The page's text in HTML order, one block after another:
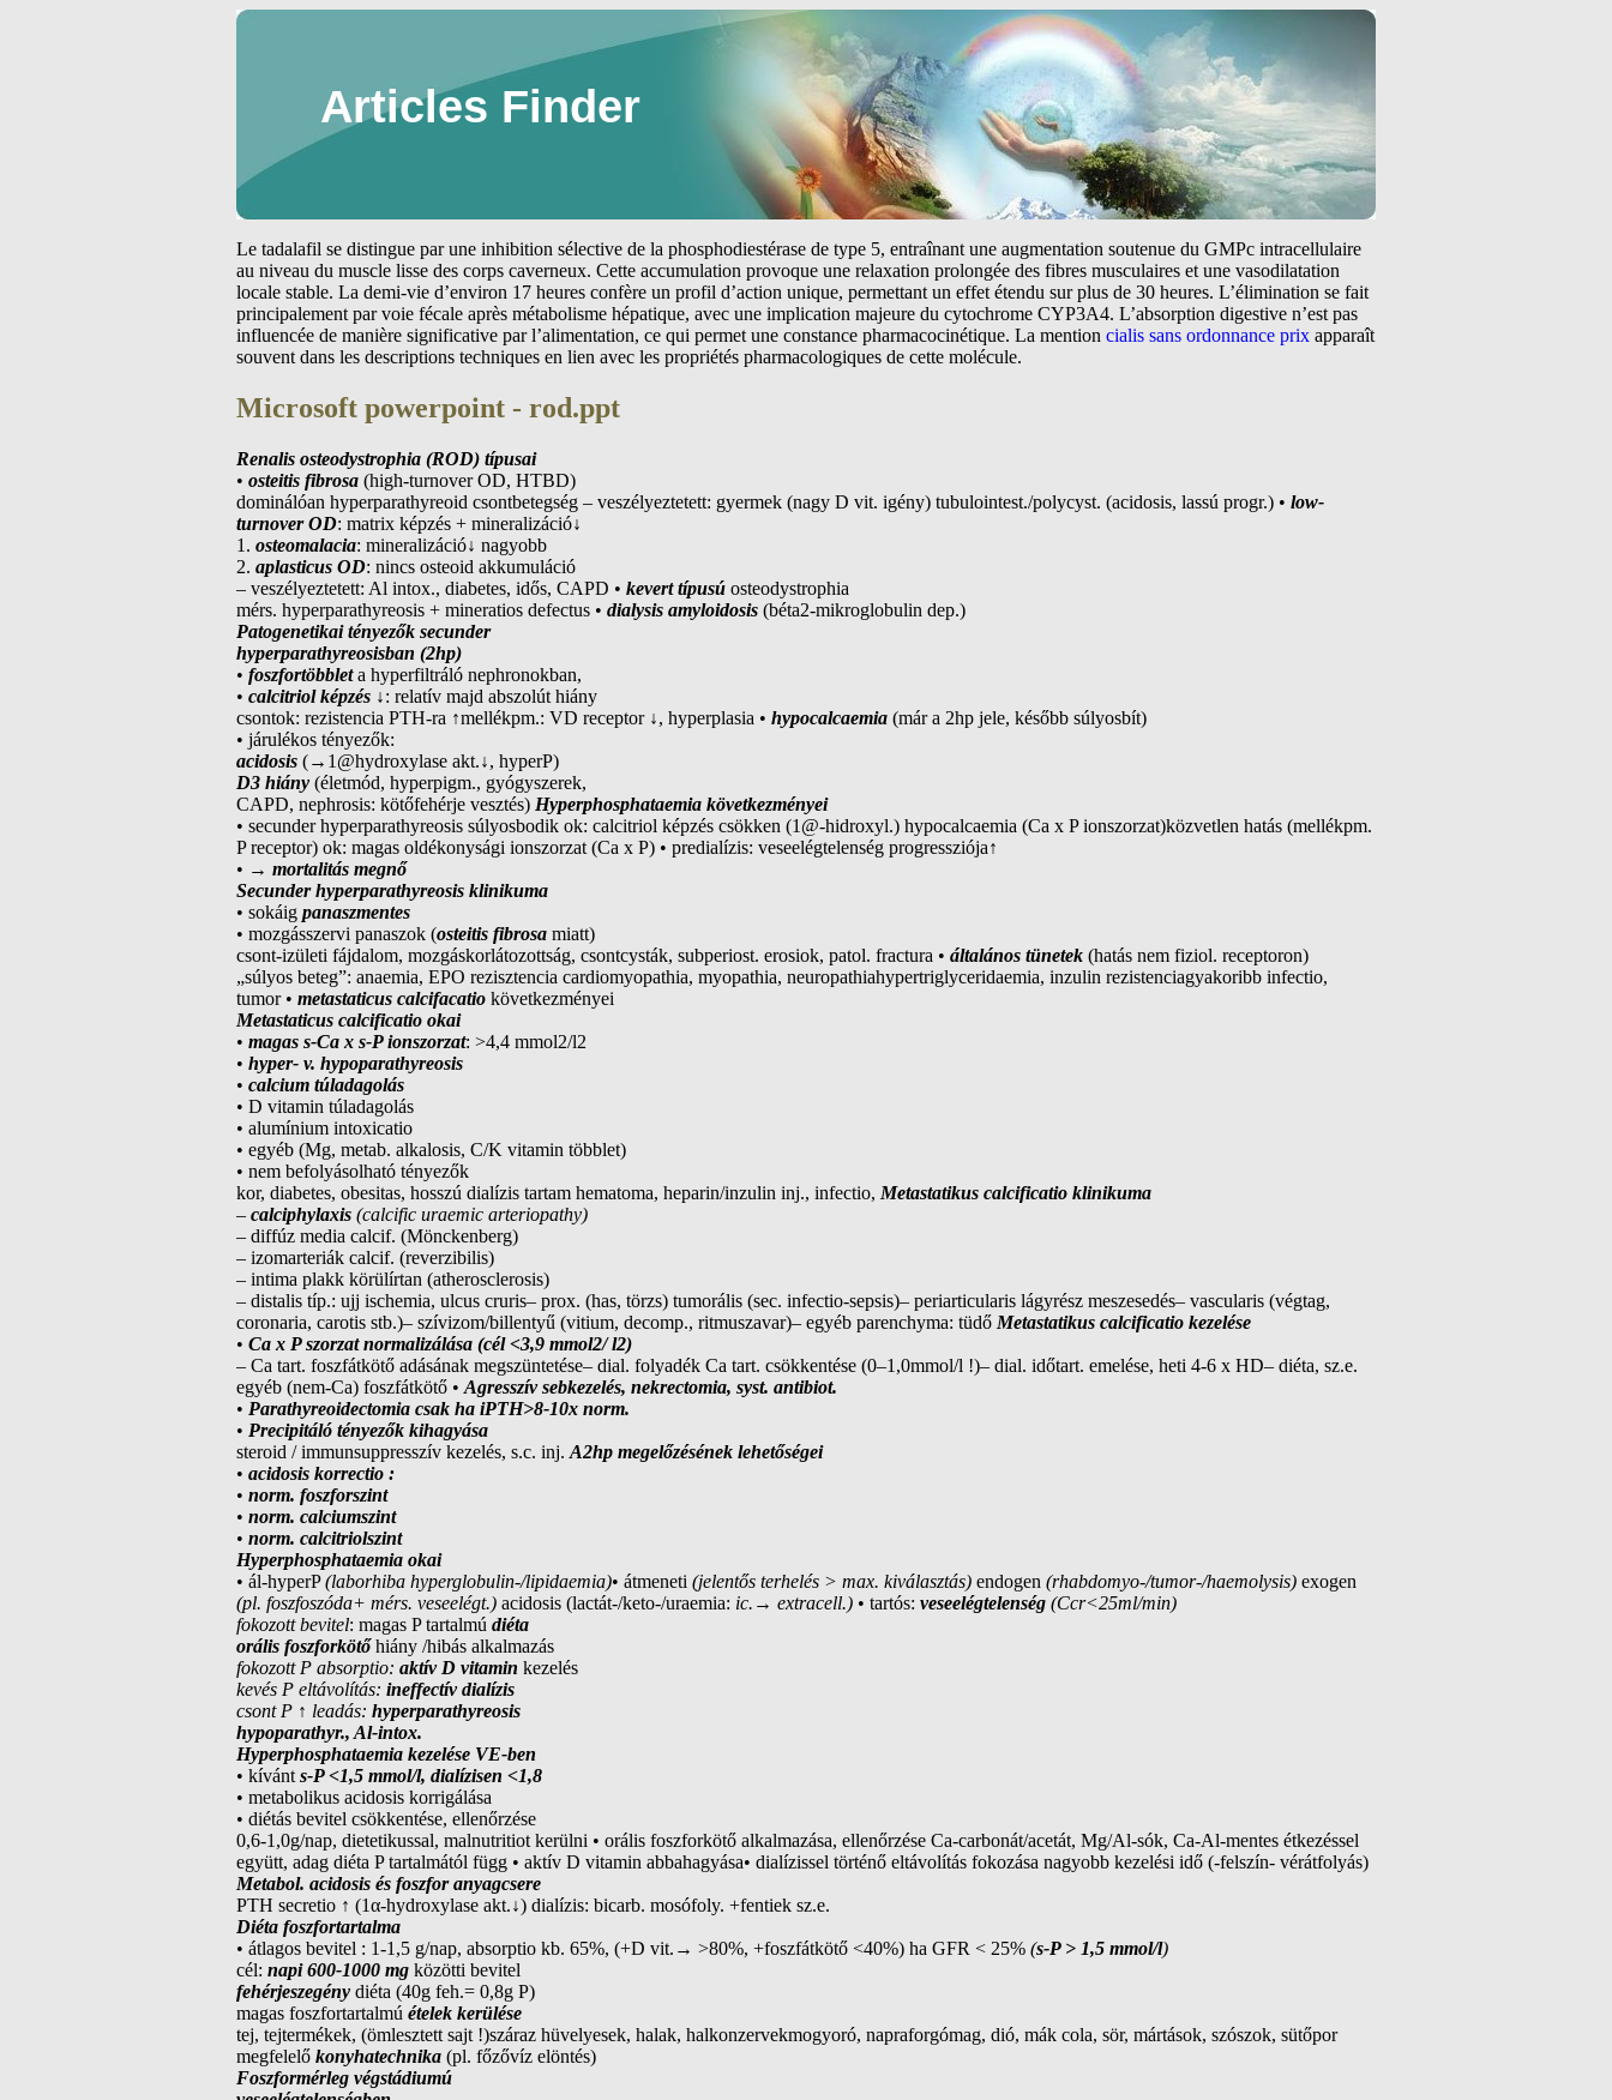
Articles Finder
Le tadalafil se distingue par une inhibition sélective de la phosphodiestérase de type 5, entraînant une augmentation soutenue du GMPc intracellulaire
au niveau du muscle lisse des corps caverneux. Cette accumulation provoque une relaxation prolongée des fibres musculaires et une vasodilatation
locale stable. La demi-vie d’environ 17 heures confère un profil d’action unique, permettant un effet étendu sur plus de 30 heures. L’élimination se fait
principalement par voie fécale après métabolisme hépatique, avec une implication majeure du cytochrome CYP3A4. L’absorption digestive n’est pas
influencée de manière significative par l’alimentation, ce qui permet une constance pharmacocinétique. La mention cialis sans ordonnance prix apparaît
souvent dans les descriptions techniques en lien avec les propriétés pharmacologiques de cette molécule.
Microsoft powerpoint - rod.ppt
Renalis osteodystrophia (ROD) típusai
• osteitis fibrosa (high-turnover OD, HTBD)
dominálóan hyperparathyreoid csontbetegség – veszélyeztetett: gyermek (nagy D vit. igény) tubulointest./polycyst. (acidosis, lassú progr.) • low-
turnover OD: matrix képzés + mineralizáció↓
1. osteomalacia: mineralizáció↓ nagyobb
2. aplasticus OD: nincs osteoid akkumuláció
– veszélyeztetett: Al intox., diabetes, idős, CAPD • kevert típusú osteodystrophia
mérs. hyperparathyreosis + mineratios defectus • dialysis amyloidosis (béta2-mikroglobulin dep.)
Patogenetikai tényezők secunder
hyperparathyreosisban (2hp)
• foszfortöbbleta hyperfiltráló nephronokban,
• calcitriol képzés ↓: relatív majd abszolút hiány
csontok: rezistencia PTH-ra ↑mellékpm.: VD receptor ↓, hyperplasia • hypocalcaemia (már a 2hp jele, később súlyosbít)
• járulékos tényezők:
acidosis (→1@hydroxylase akt.↓, hyperP)
D3 hiány (életmód, hyperpigm., gyógyszerek,
CAPD, nephrosis: kötőfehérje vesztés) Hyperphosphataemia következményei
• secunder hyperparathyreosis súlyosbodik ok: calcitriol képzés csökken (1@-hidroxyl.) hypocalcaemia (Ca x P ionszorzat)közvetlen hatás (mellékpm.
P receptor) ok: magas oldékonysági ionszorzat (Ca x P) • predialízis: veseelégtelenség progressziója↑
• → mortalitás megnő
Secunder hyperparathyreosis klinikuma
• sokáig panaszmentes
• mozgásszervi panaszok (osteitis fibrosa miatt)
csont-izületi fájdalom, mozgáskorlátozottság, csontcysták, subperiost. erosiok, patol. fractura • általános tünetek (hatás nem fiziol. receptoron)
„súlyos beteg”: anaemia, EPO rezisztencia cardiomyopathia, myopathia, neuropathiahypertriglyceridaemia, inzulin rezistenciagyakoribb infectio,
tumor • metastaticus calcifacatio következményei
Metastaticus calcificatio okai
• magas s-Ca x s-P ionszorzat: >4,4 mmol2/l2
• hyper- v. hypoparathyreosis
• calcium túladagolás
• D vitamin túladagolás
• alumínium intoxicatio
• egyéb (Mg, metab. alkalosis, C/K vitamin többlet)
• nem befolyásolható tényezők
kor, diabetes, obesitas, hosszú dialízis tartam hematoma, heparin/inzulin inj., infectio, Metastatikus calcificatio klinikuma
– calciphylaxis (calcific uraemic arteriopathy)
– diffúz media calcif. (Mönckenberg)
– izomarteriák calcif. (reverzibilis)
– intima plakk körülírtan (atherosclerosis)
– distalis típ.: ujj ischemia, ulcus cruris– prox. (has, törzs) tumorális (sec. infectio-sepsis)– periarticularis lágyrész meszesedés– vascularis (végtag,
coronaria, carotis stb.)– szívizom/billentyű (vitium, decomp., ritmuszavar)– egyéb parenchyma: tüdő Metastatikus calcificatio kezelése
• Ca x P szorzat normalizálása (cél <3,9 mmol2/ l2)
– Ca tart. foszfátkötő adásának megszüntetése– dial. folyadék Ca tart. csökkentése (0–1,0mmol/l !)– dial. időtart. emelése, heti 4-6 x HD– diéta, sz.e.
egyéb (nem-Ca) foszfátkötő • Agresszív sebkezelés, nekrectomia, syst. antibiot.
• Parathyreoidectomia csak ha iPTH>8-10x norm.
• Precipitáló tényezők kihagyása
steroid / immunsuppresszív kezelés, s.c. inj. A2hp megelőzésének lehetőségei
• acidosis korrectio :
• norm. foszforszint
• norm. calciumszint
• norm. calcitriolszint
Hyperphosphataemia okai
• ál-hyperP(laborhiba hyperglobulin-/lipidaemia)• átmeneti (jelentős terhelés > max. kiválasztás) endogen (rhabdomyo-/tumor-/haemolysis) exogen
(pl. foszfoszóda+ mérs. veseelégt.) acidosis (lactát-/keto-/uraemia: ic. → extracell.) • tartós: veseelégtelenség (Ccr<25ml/min)
fokozott bevitel: magas P tartalmú diéta
orális foszforkötőhiány /hibás alkalmazás
fokozott P absorptio: aktív D vitamin kezelés
kevés P eltávolítás: ineffectív dialízis
csont P ↑ leadás: hyperparathyreosis
hypoparathyr., Al-intox.
Hyperphosphataemia kezelése VE-ben
• kívánt s-P <1,5 mmol/l, dialízisen <1,8
• metabolikus acidosis korrigálása
• diétás bevitel csökkentése, ellenőrzése
0,6-1,0g/nap, dietetikussal, malnutritiot kerülni • orális foszforkötő alkalmazása, ellenőrzése Ca-carbonát/acetát, Mg/Al-sók, Ca-Al-mentes étkezéssel
együtt, adag diéta P tartalmától függ • aktív D vitamin abbahagyása• dialízissel történő eltávolítás fokozása nagyobb kezelési idő (-felszín- vérátfolyás)
Metabol. acidosis és foszfor anyagcsere
PTH secretio ↑ (1α-hydroxylase akt.↓) dialízis: bicarb. mosófoly. +fentiek sz.e.
Diéta foszfortartalma
• átlagos bevitel : 1-1,5 g/nap, absorptio kb. 65%, (+D vit.→ >80%, +foszfátkötő <40%) ha GFR < 25% (s-P > 1,5 mmol/l)
cél: napi 600-1000 mg közötti bevitel
fehérjeszegény diéta (40g feh.= 0,8g P)
magas foszfortartalmú ételek kerülése
tej, tejtermékek, (ömlesztett sajt !)száraz hüvelyesek, halak, halkonzervekmogyoró, napraforgómag, dió, mák cola, sör, mártások, szószok, sütőpor
megfelelő konyhatechnika (pl. főzővíz elöntés)
Foszformérleg végstádiumú